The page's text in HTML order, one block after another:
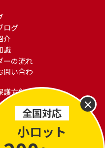
ログ
介
識
ーの流れ
問い合わ
護方針
全国対応
小ロット
×